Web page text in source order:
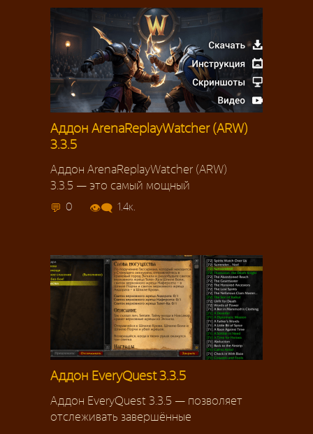
Аддон ArenaReplayWatcher (ARW)
3.3.5
Аддон ArenaReplayWatcher (ARW)
3.3.5 — это самый мощный
0 1.4к.
Аддон EveryQuest 3.3.5
Аддон EveryQuest 3.3.5 — позволяет
отслеживать завершённые